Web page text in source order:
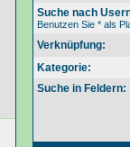
Suche nach
Benutzen Sie * als
Verknüpfung:
Kategorie:
Suche in Feldern: